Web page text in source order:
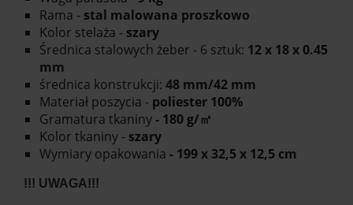
Rama - stal malowana proszkowo
Kolor stelaża - szary
Średnica stalowych żeber - 6 sztuk: 12 x 18 x 0.45
mm
średnica konstrukcji: 48 mm/42 mm
Materiał poszycia - poliester 100%
Gramatura tkaniny- 180 g/㎡
Kolor tkaniny - szary
Wymiary opakowania - 199 x 32,5 x 12,5 cm
!!! UWAGA!!!